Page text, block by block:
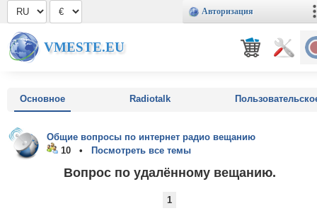
Авторизация
VMESTE.EU
Основное Radiotalk
Общие вопросы по интернет радио вещанию
10 •
Посмотреть все темы
Вопрос по удалённому вещанию.
1